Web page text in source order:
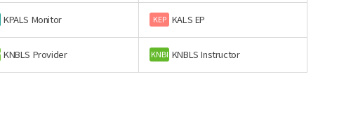
KPALS Monitor KEP KALS EP
KNBLS Provider KNBI KNBLS Instructor